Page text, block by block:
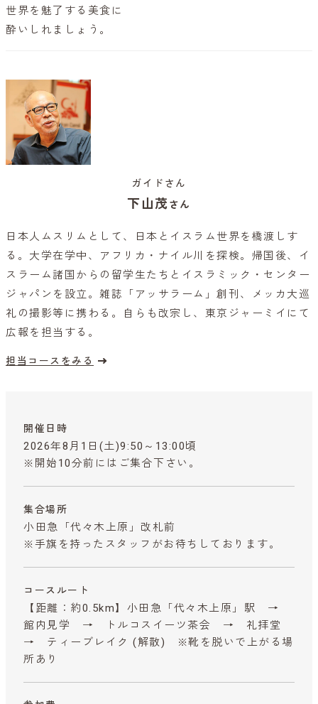
世界を魅了する美食に
酔いしれましょう。
ガイドさん
下山茂さん
日本人ムスリムとして、日本とイスラム世界を橋渡しす
る。大学在学中、アフリカ・ナイル川を探検。帰国後、イ
スラーム諸国からの留学生たちとイスラミック・センター
ジャパンを設立。雑誌「アッサラーム」創刊、メッカ大巡
礼の撮影等に携わる。自らも改宗し、東京ジャーミイにて
広報を担当する。
担当コースをみる
開催日時
2026年8月1日(土)9:50～13:00頃
※開始10分前にはご集合下さい。
集合場所
小田急「代々木上原」改札前
※手旗を持ったスタッフがお待ちしております。
コースルート
【距離：約0.5km】小田急「代々木上原」駅 →
館内見学 → トルコスイーツ茶会 → 礼拝堂
→ ティーブレイク (解散) ※靴を脱いで上がる場
所あり